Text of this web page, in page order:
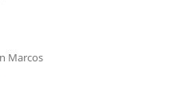
Marcos